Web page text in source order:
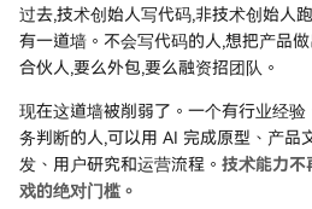
过去,技术创始人写代码,非技术创始人
有一道墙。不会写代码的人,想把产品
合伙人,要么外包,要么融资招团队。
现在这道墙被削弱了。一个有行业经验
务判断的人,可以用 AI 完成原型、产品
发、用户研究和运营流程。 技术能力不
戏的绝对门槛。